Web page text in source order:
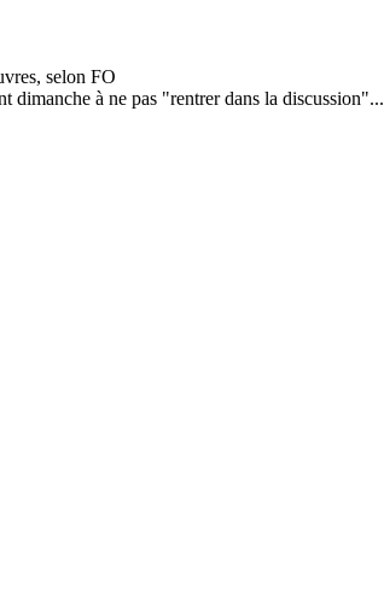
dimanche à ne pas "rentrer dans la discussion"...